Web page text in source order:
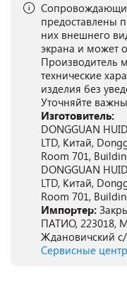
предоставлены
них внешнего
экрана и может
Производитель
технические
изделия без
Уточняйте
Изготовитель:
DONGGUAN
LTD, Китай,
Room 701,
DONGGUAN
LTD, Китай,
Room 701,
Импортер:
ПАТИО, 223018,
Ждановичский с/
Сервисные